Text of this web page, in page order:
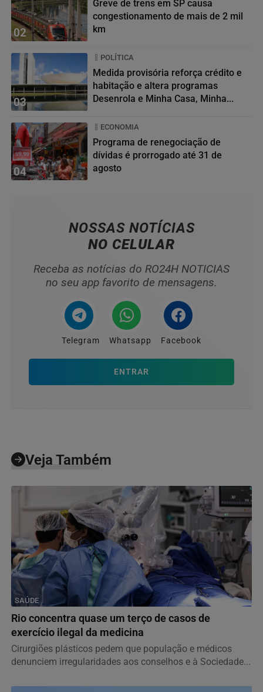
02
Greve de trens em SP causa
congestionamento de mais de 2 mil
km
03
POLÍTICA
Medida provisória reforça crédito e
habitação e altera programas
Desenrola e Minha Casa, Minha...
04
ECONOMIA
Programa de renegociação de
dívidas é prorrogado até 31 de
agosto
NOSSAS NOTÍCIAS
NO CELULAR
Receba as notícias do RO24H NOTICIAS
no seu app favorito de mensagens.
Telegram Whatsapp Facebook
ENTRAR
Veja Também
SAÚDE
Rio concentra quase um terço de casos de
exercício ilegal da medicina
Cirurgiões plásticos pedem que população e médicos
denunciem irregularidades aos conselhos e à Sociedade...